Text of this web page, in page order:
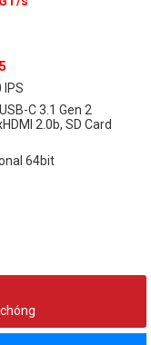
IPS
C 3.1 Gen 2
2.0b, SD Card
64bit